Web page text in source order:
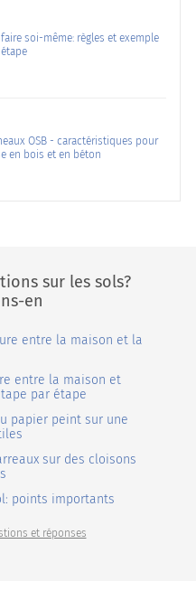
soi-même: règles et exemple
OSB - caractéristiques pour
en bois et en béton
sur les sols?
en
entre la maison et la
entre la maison et
par étape
papier peint sur une
sur des cloisons
points importants
et réponses